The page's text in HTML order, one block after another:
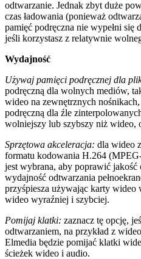
odtwarzanie. Jednak zbyt duże
czas ładowania (ponieważ
pamięć podręczna nie wypełni
jeśli korzystasz z relatywnie
Wydajność
Używaj pamięci podręcznej dla
podręczną dla wolnych mediów,
wideo na zewnętrznych
podręczną dla źle
wolniejszy lub szybszy niż wideo,
Sprzętowa akceleracja: dla wideo
formatu kodowania H.264
jest wybrana, aby poprawić jakość
wydajność odtwarzania
przyśpiesza używając karty
wideo wyraźniej i szybciej.
Pomijaj klatki: zaznacz tę opcję,
odtwarzaniem, na przykład z
Elmedia będzie pomijać klatki
ścieżek wideo i audio.